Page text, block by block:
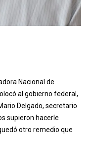
Nacional de
al gobierno federal,
Delgado, secretario
supieron hacerle
otro remedio que